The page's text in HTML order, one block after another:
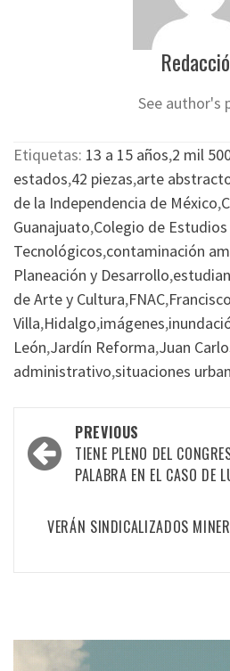
See author's
Etiquetas: 13 a 15 años,2 mil
estados,42 piezas,arte
de la Independencia de México,
Guanajuato,Colegio de
Tecnológicos,contaminación
Planeación y Desarrollo,
de Arte y Cultura,FNAC,Francisco
Villa,Hidalgo,imágenes,
León,Jardín Reforma,Juan
administrativo,situaciones
Post
navigation
PREVIOUS
TIENE PLENO DEL
PALABRA EN EL CASO DE
VERÁN SINDICALIZADOS